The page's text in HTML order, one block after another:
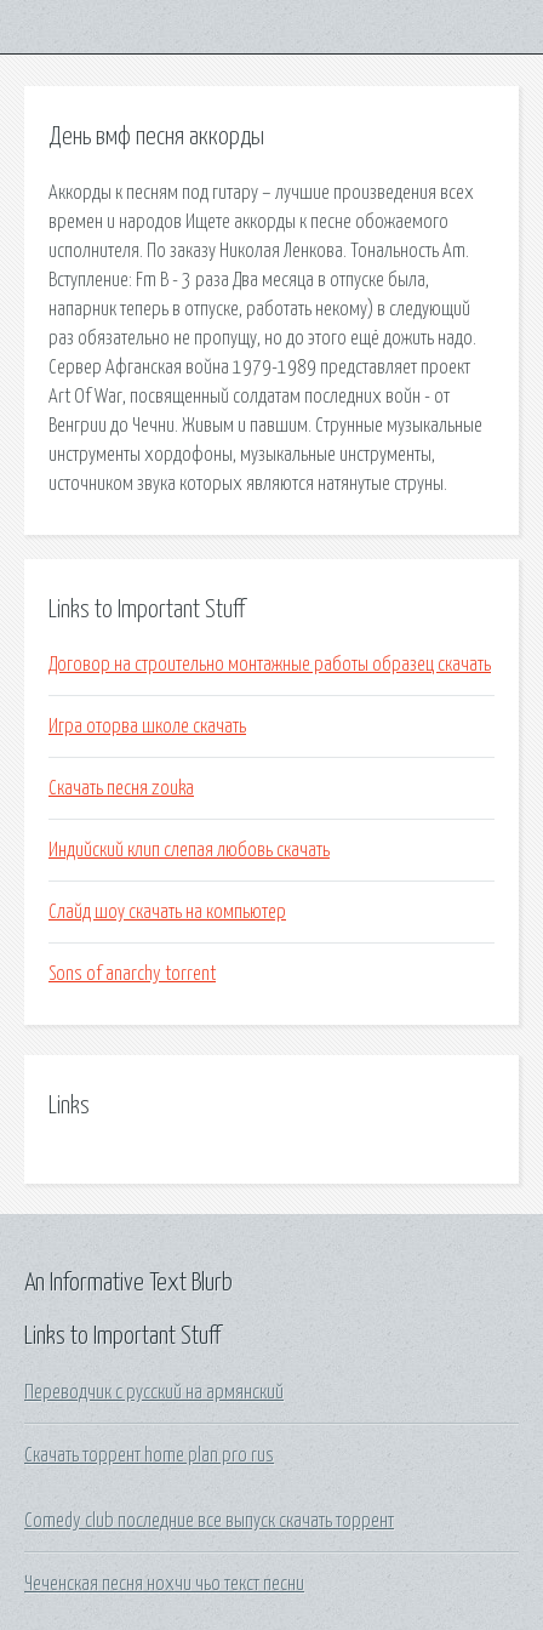
День вмф песня аккорды
Аккорды к песням под гитару – лучшие произведения всех
времен и народов Ищете аккорды к песне обожаемого
исполнителя. По заказу Николая Ленкова. Тональность Am.
Вступление: Fm B - 3 раза Два месяца в отпуске была,
напарник теперь в отпуске, работать некому) в следующий
раз обязательно не пропущу, но до этого ещё дожить надо.
Сервер Афганская война 1979-1989 представляет проект
Art Of War, посвященный солдатам последних войн - от
Венгрии до Чечни. Живым и павшим. Струнные музыкальные
инструменты хордофоны, музыкальные инструменты,
источником звука которых являются натянутые струны.
Links to Important Stuff
Договор на строительно монтажные работы образец скачать
Игра оторва школе скачать
Скачать песня zouka
Индийский клип слепая любовь скачать
Слайд шоу скачать на компьютер
Sons of anarchy torrent
Links
Links to Important Stuff
Переводчик с русский на армянский
Скачать торрент home plan pro rus
Comedy club последние все выпуск скачать торрент
Чеченская песня нохчи чьо текст песни
An Informative Text Blurb